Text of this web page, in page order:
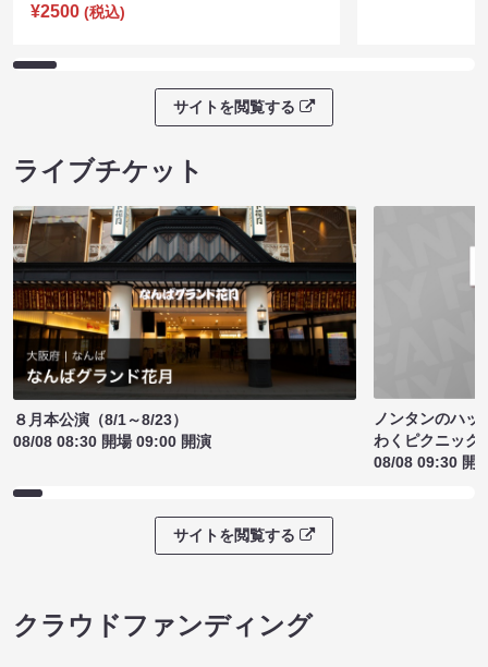
¥2500 (税込)
サイトを閲覧する
ライブチケット
８月本公演（8/1～8/23）
08/08 08:30 開場 09:00 開演
ノンタンのハッ
わくピクニック
08/08 09:30 開
サイトを閲覧する
クラウドファンディング